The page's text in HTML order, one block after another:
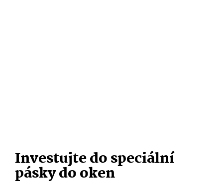
Investujte do speciální
pásky do oken